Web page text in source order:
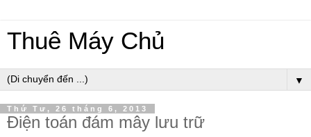
Thuê Máy Chủ
▼
Thứ Tư, 26 tháng 6, 2013
Điện toán đám mây lưu trữ